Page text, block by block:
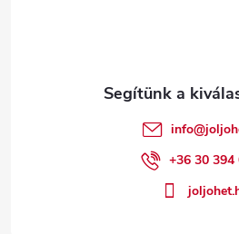
info@
+36 30 394